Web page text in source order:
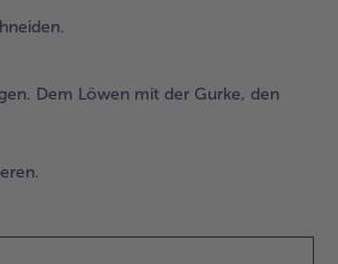
Dem Löwen mit der Gurke, den